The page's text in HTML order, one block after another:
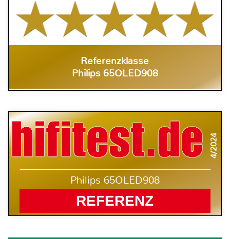
Referenzklasse
Philips 65OLED908
4/2024
Philips 65OLED908
REFERENZ